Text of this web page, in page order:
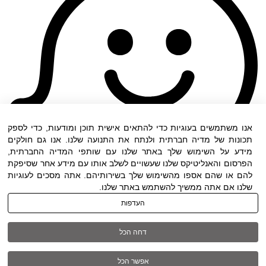
תנאי שימוש|הצהרת נגישות| כל הזכויות שמורות
ל DWO ©
אנו משתמשים בעוגיות כדי להתאים אישית תוכן ומודעות, כדי לספק
תכונות של מדיה חברתית ולנתח את התנועה שלנו. אנו גם חולקים
מידע על השימוש שלך באתר שלנו עם שותפי המדיה החברתית,
הפרסום והאנליטיקס שלנו שעשויים לשלב אותו עם מידע אחר שסיפקת
להם או שהם אספו מהשימוש שלך בשירותיהם. אתה מסכים לעוגיות
שלנו אם אתה ממשיך להשתמש באתר שלנו.
העדפות
דחה הכל
אפשר הכל